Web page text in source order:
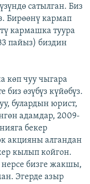
сатылган. Биз
Бирөөнү кармап
кармашка туура
пайыз) биздин
көп чуу чыгара
биз өзүбүз күйөбүз.
булардын юрист,
адамдар, 2009-
бекер
акцияны алгандан
кылып койгон.
бизге жакшы,
Эгерде азыр